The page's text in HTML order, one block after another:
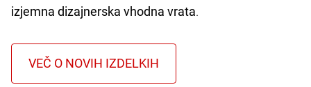
izjemna dizajnerska vhodna vrata.